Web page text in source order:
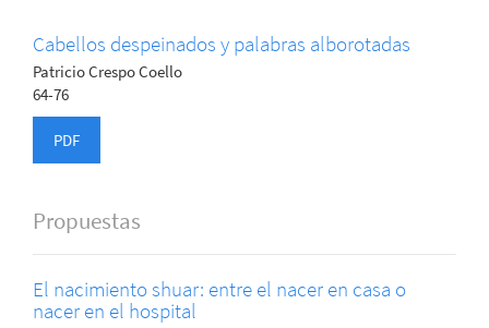
Cabellos despeinados y palabras alborotadas
Patricio Crespo Coello
64-76
PDF
Propuestas
El nacimiento shuar: entre el nacer en casa o
nacer en el hospital